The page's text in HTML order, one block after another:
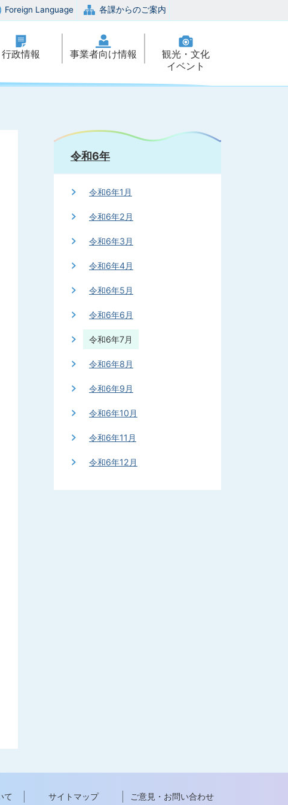
Foreign Language 各課からのご案内
行政情報 事業者向け情報
観光・文化
イベント
令和6年
令和6年1月
令和6年2月
令和6年3月
令和6年4月
令和6年5月
令和6年6月
令和6年7月
令和6年8月
令和6年9月
令和6年10月
令和6年11月
令和6年12月
て サイトマップ ご意見・お問い合わせ